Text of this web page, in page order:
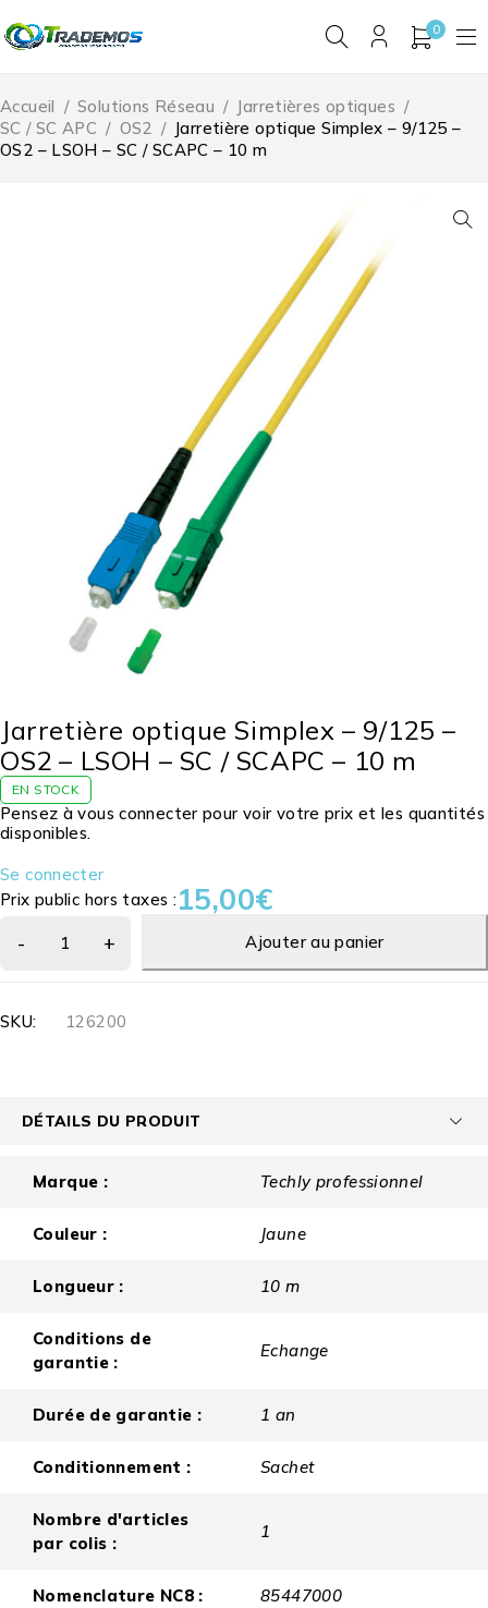
0
Accueil / Solutions Réseau / Jarretières optiques /
SC / SC APC / OS2 / Jarretière optique Simplex – 9/125 –
OS2 – LSOH – SC / SCAPC – 10 m
Jarretière optique Simplex – 9/125 –
OS2 – LSOH – SC / SCAPC – 10 m
EN STOCK
Pensez à vous connecter pour voir votre prix et les quantités
disponibles.
Se connecter
Prix public hors taxes :15,00€
Ajouter au panier
SKU: 126200
DÉTAILS DU PRODUIT
Marque : Techly professionnel
Couleur : Jaune
Longueur : 10 m
Conditions de
garantie :
Echange
Durée de garantie : 1 an
Conditionnement : Sachet
Nombre d'articles
par colis :
1
Nomenclature NC8 : 85447000